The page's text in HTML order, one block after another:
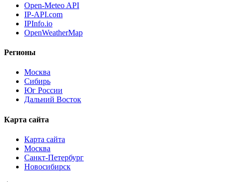
Open-Meteo API
IP-API.com
IPInfo.io
OpenWeatherMap
Регионы
Москва
Сибирь
Юг России
Дальний Восток
Карта сайта
Карта сайта
Москва
Санкт-Петербург
Новосибирск